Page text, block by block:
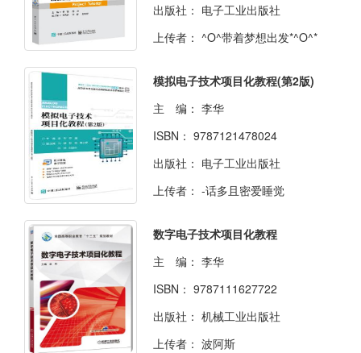
出版社： 电子工业出版社
上传者： ^O^带着梦想出发*^O^*
模拟电子技术项目化教程(第2版)
主 编： 李华
ISBN： 9787121478024
出版社： 电子工业出版社
上传者： -话多且密爱睡觉
数字电子技术项目化教程
主 编： 李华
ISBN： 9787111627722
出版社： 机械工业出版社
上传者： 波阿斯